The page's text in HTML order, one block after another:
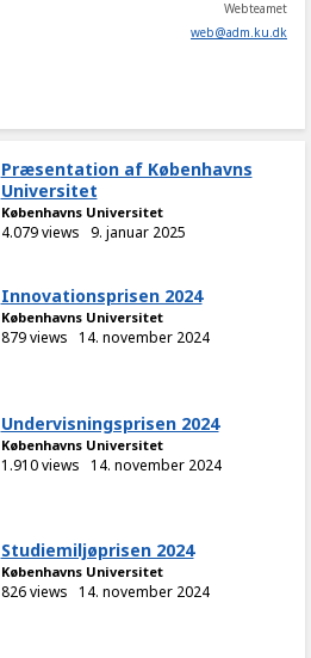
Webteamet
web@adm.ku.dk
Præsentation af Københavns
Universitet
Københavns Universitet
4.079 views 9. januar 2025
Innovationsprisen 2024
Københavns Universitet
879 views 14. november 2024
Undervisningsprisen 2024
Københavns Universitet
1.910 views 14. november 2024
Studiemiljøprisen 2024
Københavns Universitet
826 views 14. november 2024